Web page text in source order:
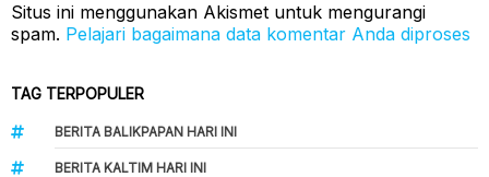
Situs ini menggunakan Akismet untuk mengurangi
spam. Pelajari bagaimana data komentar Anda diproses
TAG TERPOPULER
BERITA BALIKPAPAN HARI INI
BERITA KALTIM HARI INI